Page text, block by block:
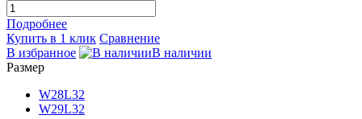
Подробнее
Купить в 1 клик Сравнение
В избранное
В наличии
Размер
W28L32
W29L32